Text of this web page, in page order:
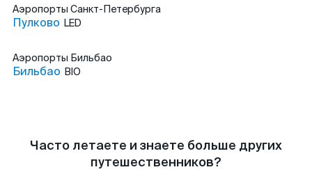
Аэропорты Санкт-Петербурга
Пулково LED
Аэропорты Бильбао
Бильбао BIO
Часто летаете и знаете больше других
путешественников?